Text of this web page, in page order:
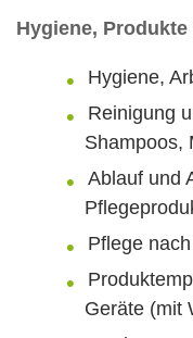
Hygiene,
Hygiene,
Reinigung
Shampoos,
Ablauf und
Pflege
Geräte (mit